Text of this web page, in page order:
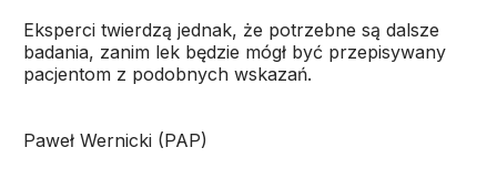
Eksperci twierdzą jednak, że potrzebne są dalsze
badania, zanim lek będzie mógł być przepisywany
pacjentom z podobnych wskazań.
Paweł Wernicki (PAP)